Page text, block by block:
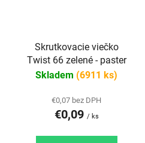
Skrutkovacie viečko
Twist 66 zelené - paster
Skladem (6911 ks)
€0,07 bez DPH
€0,09 / ks